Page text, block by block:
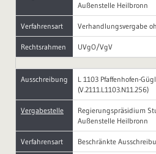
Außenstelle Heilbronn
Verfahrensart Verhandlungsvergabe
Rechtsrahmen UVgO/VgV
Ausschreibung
L 1103 Pfaffenhofen-
(V.2111.L1103.N11.256)
Vergabestelle
Regierungspräsidium
Außenstelle Heilbronn
Verfahrensart Beschränkte